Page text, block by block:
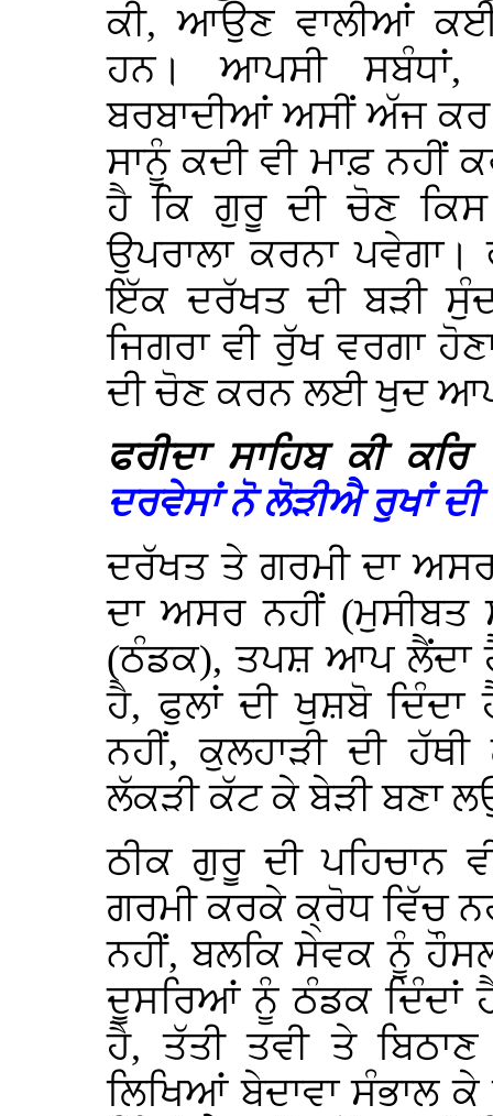
ਕੀ, ਆਉਣ ਵਾਲੀਆਂ
ਹਨ। ਆਪਸੀ ਸਬੰਧਾਂ,
ਬਰਬਾਦੀਆਂ ਅਸੀਂ ਅੱਜ
ਸਾਨੂੰ ਕਦੀ ਵੀ ਮਾਫ਼ ਨਹੀਂ
ਹੈ ਕਿ ਗੁਰੂ ਦੀ ਚੋਣ
ਉਪਰਾਲਾ ਕਰਨਾ
ਇੱਕ ਦਰੱਖਤ ਦੀ ਬੜੀ
ਜਿਗਰਾ ਵੀ ਰੁੱਖ ਵਰਗਾ
ਦੀ ਚੋਣ ਕਰਨ ਲਈ ਖੁਦ
ਫਰੀਦਾ ਸਾਹਿਬ ਕੀ ਕਰਿ
ਦਰਵੇਸਾਂ ਨੋ ਲੋੜੀਐ ਰੁਖਾਂ ਦੀ
ਦਰੱਖਤ ਤੇ ਗਰਮੀ ਦਾ
ਦਾ ਅਸਰ ਨਹੀਂ (ਮੁਸੀਬਤ
(ਠੰਡਕ), ਤਪਸ਼ ਆਪ ਲੈਂਦਾ
ਹੈ, ਫੁਲਾਂ ਦੀ ਖੁਸ਼ਬੋ
ਨਹੀਂ, ਕੁਲਹਾੜੀ ਦੀ
ਲੱਕੜੀ ਕੱਟ ਕੇ ਬੇੜੀ ਬਣਾ
ਠੀਕ ਗੁਰੂ ਦੀ ਪਹਿਚਾਨ
ਗਰਮੀ ਕਰਕੇ ਕ੍ਰੋਧ ਵਿੱਚ
ਨਹੀਂ, ਬਲਕਿ ਸੇਵਕ ਨੂੰ
ਦੂਸਰਿਆਂ ਨੂੰ ਠੰਡਕ ਦਿੰਦਾਂ
ਹੈ, ਤੱਤੀ ਤਵੀ ਤੇ
ਲਿਖਿਆਂ ਬੇਦਾਵਾ ਸੰਭਾਲ